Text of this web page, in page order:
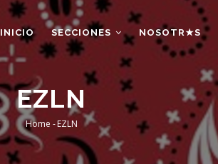
INICIO SECCIONES NOSOTR★S
EZLN
Breadcrumb
Home - EZLN